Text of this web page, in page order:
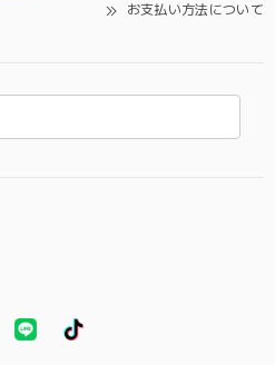
お支払い方法について